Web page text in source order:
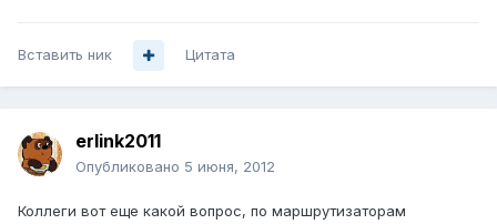
Вставить ник Цитата
erlink2011
Опубликовано 5 июня, 2012
Коллеги вот еще какой вопрос, по маршрутизаторам